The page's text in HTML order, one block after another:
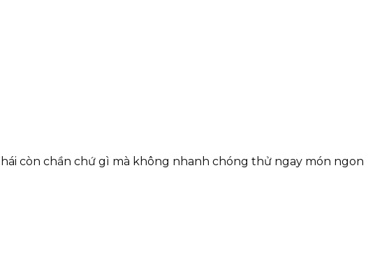
còn chần chứ gì mà không nhanh chóng thử ngay món ngon